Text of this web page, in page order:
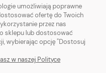
umożliwiają poprawne
ofertę do Twoich
przez nas
sklepu lub dostosować
wybierając opcję "Dostosuj
w naszej Polityce